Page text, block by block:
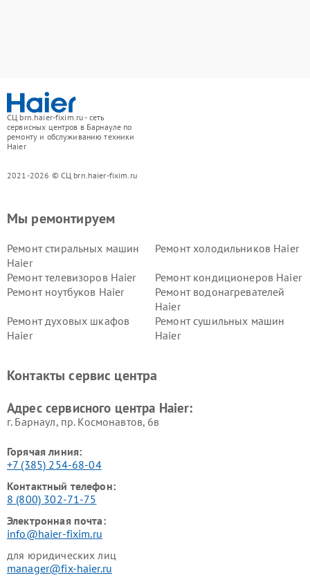
СЦ brn.haier-fixim.ru - сеть
сервисных центров в Барнауле по
ремонту и обслуживанию техники
Haier
2021-2026 © СЦ brn.haier-fixim.ru
Мы ремонтируем
Ремонт стиральных машин
Haier
Ремонт холодильников Haier
Ремонт телевизоров Haier
Ремонт кондиционеров Haier
Ремонт ноутбуков Haier
Ремонт водонагревателей
Haier
Ремонт духовых шкафов
Haier
Ремонт сушильных машин
Haier
Ремонт роботов-пылесосов
Ремонт посудомоечных
Контакты сервис центра
Адрес сервисного центра Haier:
г. Барнаул, ​пр. Космонавтов, 6в
Горячая линия:
+7 (385) 254-68-04
Контактный телефон:
8 (800) 302-71-75
Электронная почта:
info@haier-fixim.ru
для юридических лиц
manager@fix-haier.ru